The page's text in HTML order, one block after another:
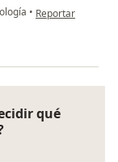
• en opinión del
Reportar
qué